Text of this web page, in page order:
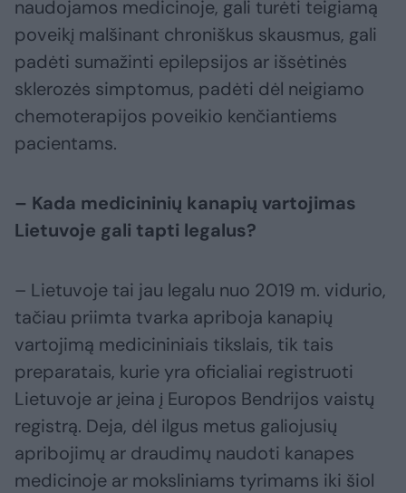
naudojamos medicinoje, gali turėti teigiamą
poveikį malšinant chroniškus skausmus, gali
padėti sumažinti epilepsijos ar išsėtinės
sklerozės simptomus, padėti dėl neigiamo
chemoterapijos poveikio kenčiantiems
pacientams.
– Kada medicininių kanapių vartojimas
Lietuvoje gali tapti legalus?
– Lietuvoje tai jau legalu nuo 2019 m. vidurio,
tačiau priimta tvarka apriboja kanapių
vartojimą medicininiais tikslais, tik tais
preparatais, kurie yra oficialiai registruoti
Lietuvoje ar įeina į Europos Bendrijos vaistų
registrą. Deja, dėl ilgus metus galiojusių
apribojimų ar draudimų naudoti kanapes
medicinoje ar moksliniams tyrimams iki šiol